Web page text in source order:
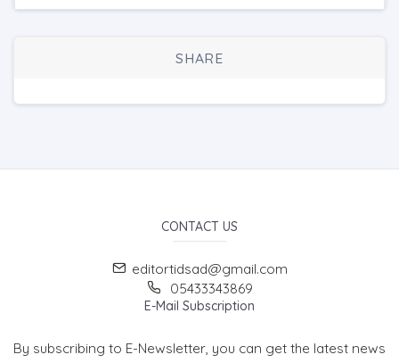
SHARE
CONTACT US
editortidsad@gmail.com
05433343869
E-Mail Subscription
By subscribing to E-Newsletter, you can get the latest news